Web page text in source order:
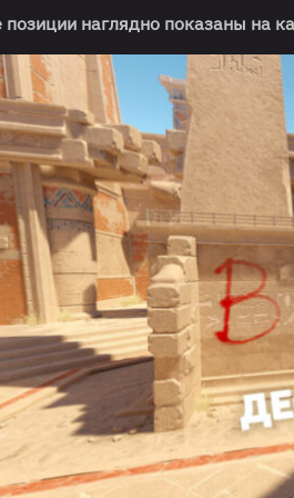
наглядно показаны на